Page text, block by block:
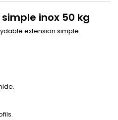
inox 50 kg
extension simple.